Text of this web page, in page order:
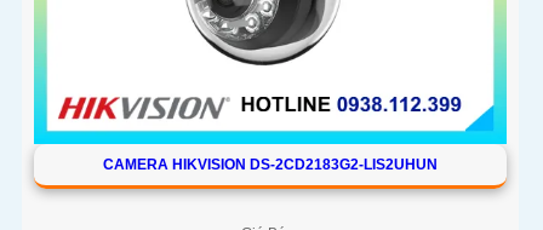
CAMERA HIKVISION DS-2CD2183G2-LIS2UHUN